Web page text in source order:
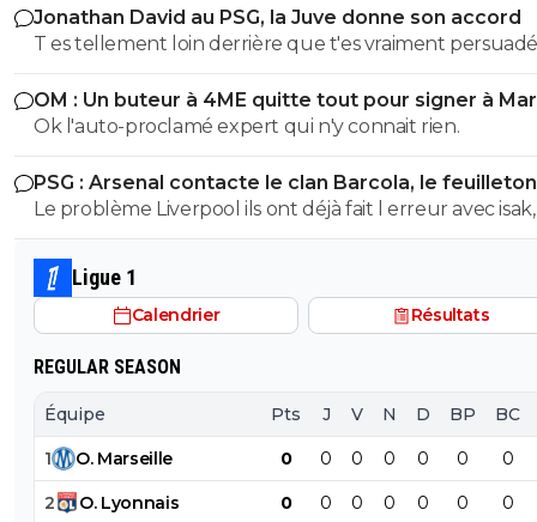
^^ je suis absent!.....
0+ Répondre
Jonathan David au PSG, la Juve donne son accord
T es tellement loin derrière que t'es vraiment
etre premier...^^ T'as lu l article ?
OM : Un buteur à 4ME quitte tout pour signer à
Ok l'auto-proclamé expert qui n'y connait rien.
PSG : Arsenal contacte le clan Barcola, le feuilleton
relancé
Le problème Liverpool ils ont déjà fait l erreur avec isak,
feront plus la même erreur, surtout que Slot est plus la ,
feront plus la même erreur
Ligue 1
Calendrier Résultats
REGULAR SEASON
Équipe Pts J V N D BP BC
1 O. Marseille 0 0 0 0 0 0 0
2 O. Lyonnais 0 0 0 0 0 0 0